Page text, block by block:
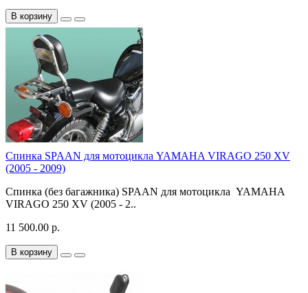
В корзину
Спинка SPAAN для мотоцикла YAMAHA VIRAGO 250 XV
(2005 - 2009)
Спинка (без багажника) SPAAN для мотоцикла YAMAHA
VIRAGO 250 XV (2005 - 2..
11 500.00 р.
В корзину